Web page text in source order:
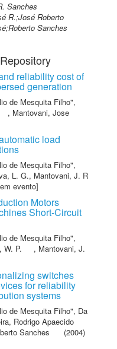
Sanches
R.;José Roberto
Sanches
reliability cost of
generation
de Mesquita Filho",
, Mantovani, Jose
load
de Mesquita Filho",
L. G., Mantovani, J. R
evento]
Motors
Short-Circuit
de Mesquita Filho",
W. P. , Mantovani, J.
switches
for reliability
systems
de Mesquita Filho", Da
Rodrigo Apaecido
Sanches
(2004)